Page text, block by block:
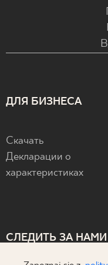
ДЛЯ БИЗНЕСА
Скачать
Декларации о
характеристиках
СЛЕДИТЬ ЗА НАМИ